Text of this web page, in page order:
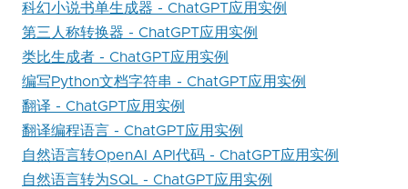
科幻小说书单生成器 - ChatGPT应用实例
第三人称转换器 - ChatGPT应用实例
类比生成者 - ChatGPT应用实例
编写Python文档字符串 - ChatGPT应用实例
翻译 - ChatGPT应用实例
翻译编程语言 - ChatGPT应用实例
自然语言转OpenAI API代码 - ChatGPT应用实例
自然语言转为SQL - ChatGPT应用实例